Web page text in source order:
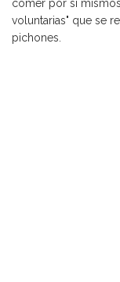
comer por sí
voluntarias" que se
pichones.